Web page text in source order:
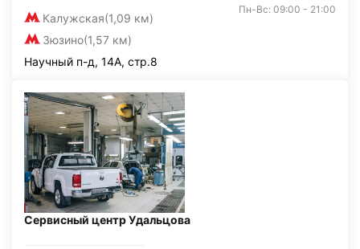
Калужская(1,09 км)
Зюзино(1,57 км)
Пн-Вс: 09:00 - 21:00
Научный п-д, 14А, стр.8
Сервисный центр Удальцова